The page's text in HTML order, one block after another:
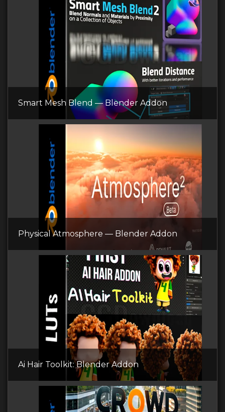
Smart Mesh Blend — Blender Addon
Physical Atmosphere — Blender Addon
Ai Hair Toolkit: Blender Addon